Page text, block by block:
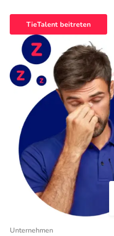
TieTalent beitreten
Unternehmen